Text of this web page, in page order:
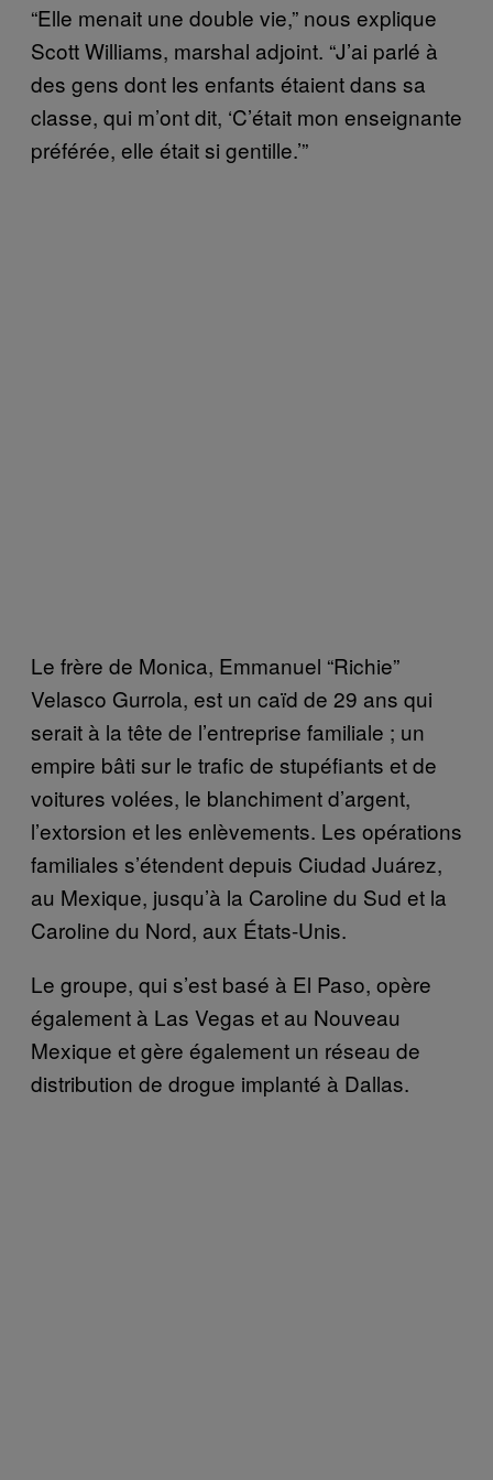
“Elle menait une double vie,” nous explique
Scott Williams, marshal adjoint. “J’ai parlé à
des gens dont les enfants étaient dans sa
classe, qui m’ont dit, ‘C’était mon enseignante
préférée, elle était si gentille.’”
Le frère de Monica, Emmanuel “Richie”
Velasco Gurrola, est un caïd de 29 ans qui
serait à la tête de l’entreprise familiale ; un
empire bâti sur le trafic de stupéfiants et de
voitures volées, le blanchiment d’argent,
l’extorsion et les enlèvements. Les opérations
familiales s’étendent depuis Ciudad Juárez,
au Mexique, jusqu’à la Caroline du Sud et la
Caroline du Nord, aux États-Unis.
Le groupe, qui s’est basé à El Paso, opère
également à Las Vegas et au Nouveau
Mexique et gère également un réseau de
distribution de drogue implanté à Dallas.